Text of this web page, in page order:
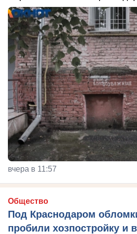
вчера в 11:57
Общество
Под Краснодаром
пробили хозпостройку и